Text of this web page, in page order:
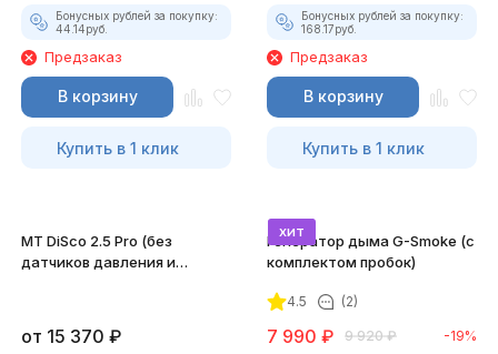
Бонусных рублей за покупку:
44.14руб.
Предзаказ
В корзину
Купить в 1 клик
Бонусных рублей за покупку:
168.17руб.
Предзаказ
В корзину
Купить в 1 клик
MT DiSco 2.5 Pro (без
датчиков давления и
от 15 370 ₽
хит
Генератор дыма G-Smoke (c
комплектом пробок)
4.5 (2)
7 990 ₽ 9 920 ₽ -19%